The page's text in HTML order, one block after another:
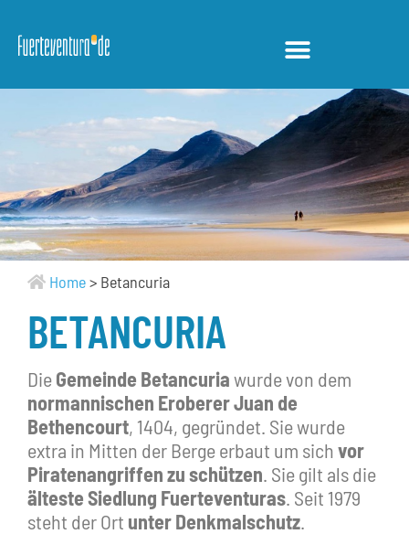
Home> Betancuria
BETANCURIA
DieGemeinde Betancuriawurde von dem
normannischen Eroberer Juan de
Bethencourt, 1404, gegründet. Sie wurde
extra in Mitten der Berge erbaut um sich vor
Piratenangriffen zu schützen . Sie gilt als die
älteste Siedlung Fuerteventuras . Seit 1979
steht der Ort unter Denkmalschutz